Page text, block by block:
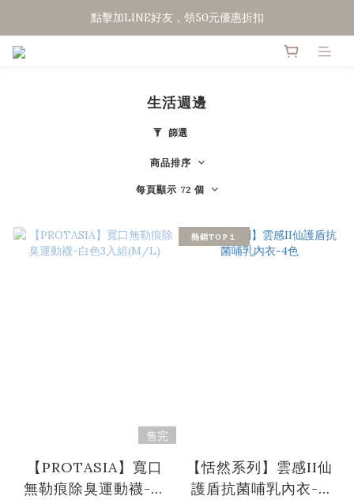
點擊加LINE好友，領50元優惠折扣
點擊加LINE好友，領50元優惠折扣
生活週邊
篩選
商品排序
每頁顯示 72 個
售完
【PROTASIA】寬口
無勒痕除臭運動襪-白
熱銷TOP１
【恬然系列】雲感II仙
護盾抗菌哺乳內衣-4